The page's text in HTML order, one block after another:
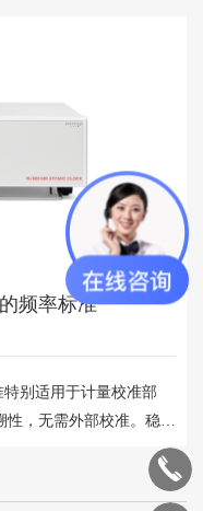
频率标准
特别适用于计量校准部
性，无需外部校准。稳定